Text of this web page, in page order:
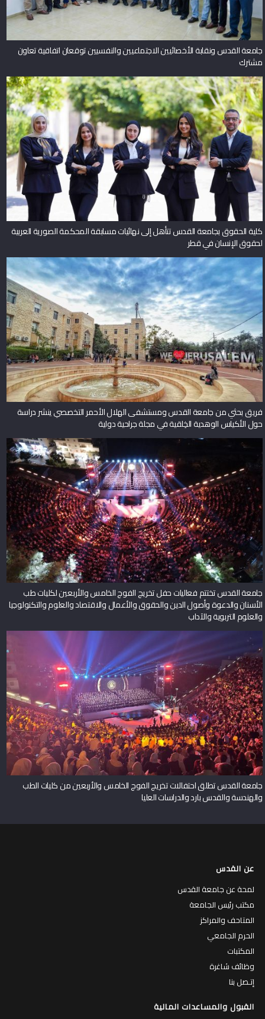
جامعة القدس ونقابة الأخصائيين الاجتماعيين والنفسيين توقعان اتفاقية تعاون
مشترك
كلية الحقوق بجامعة القدس تتأهل إلى نهائيات مسابقة المحكمة الصورية العربية
لحقوق الإنسان في قطر
فريق بحثي من جامعة القدس ومستشفى الهلال الأحمر التخصصي ينشر دراسة
حول الأكياس الوهدية الخِلقية في مجلة جراحية دولية
جامعة القدس تختتم فعاليات حفل تخريج الفوج الخامس والأربعين لكليات طب
الأسنان والدعوة وأصول الدين والحقوق والأعمال والاقتصاد والعلوم والتكنولوجيا
والعلوم التربوية والآداب
جامعة القدس تطلق احتفالات تخريج الفوج الخامس والأربعين من كليات الطب
والهندسة والقدس بارد والدراسات العليا
عن القدس
لمحة عن جامعة القدس
مكتب رئيس الجامعة
المتاحف والمراكز
الحرم الجامعي
المكتبات
وظائف شاغرة
إتـصل بنا
القبول والمساعدات المالية